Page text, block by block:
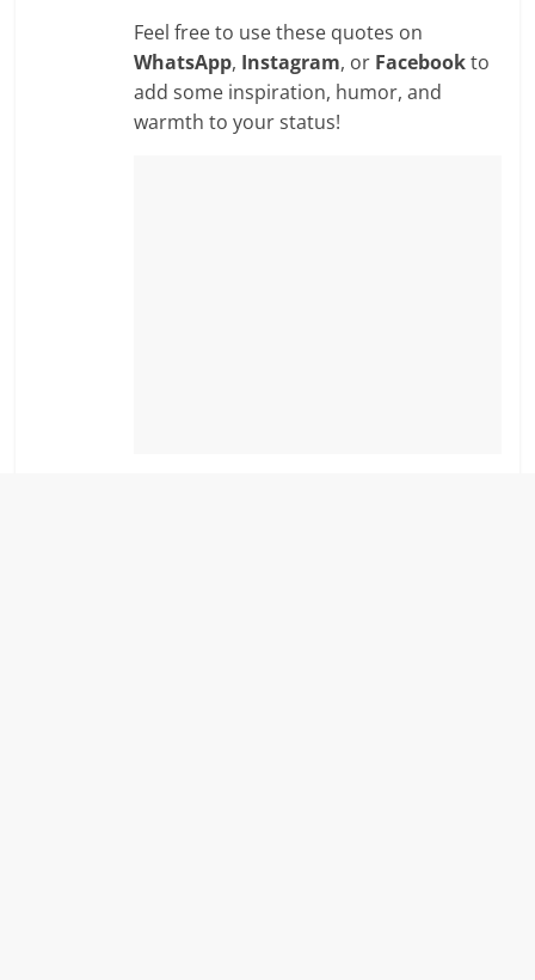
Feel free to use these quotes on
WhatsApp, Instagram, or Facebookto
add some inspiration, humor, and
warmth to your status!